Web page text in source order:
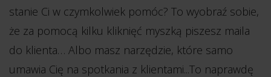
stanie Ci w czymkolwiek pomóc? To wyobraź sobie,
że za pomocą kilku kliknięć myszką piszesz maila
do klienta… Albo masz narzędzie, które samo
umawia Cię na spotkania z klientami...To naprawdę